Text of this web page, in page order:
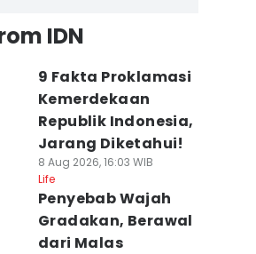
IDN
9 Fakta Proklamasi
Kemerdekaan
Republik Indonesia,
Jarang Diketahui!
8 Aug 2026, 16:03 WIB
Life
Penyebab Wajah
Gradakan, Berawal
dari Malas